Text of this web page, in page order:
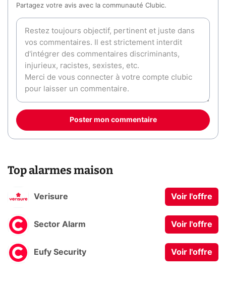
Partagez votre avis avec la communauté Clubic.
Poster mon commentaire
Top alarmes maison
Verisure Voir l'offre
Sector Alarm Voir l'offre
Eufy Security Voir l'offre